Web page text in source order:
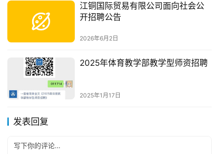
江铜国际贸易有限公司面向社会公
开招聘公告
2026年6月2日
2025年体育教学部教学型师资招聘
2025年1月17日
发表回复